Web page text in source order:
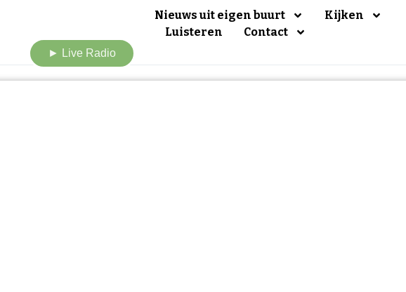
► Live Radio
Nieuws uit eigen buurt
Kijken
Luisteren
Contact